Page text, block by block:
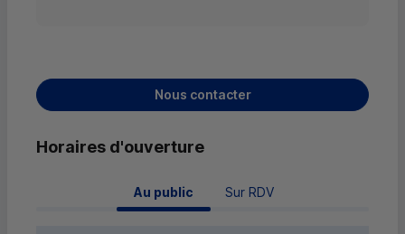
Nous contacter
Horaires d'ouverture
Au public Sur RDV